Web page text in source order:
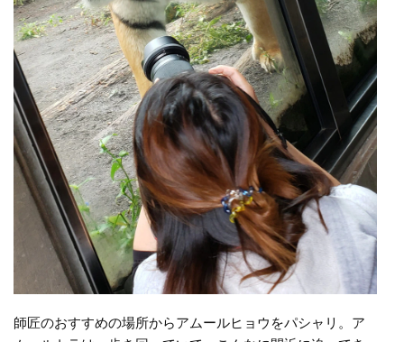
師匠のおすすめの場所からアムールヒョウをパシャリ。ア